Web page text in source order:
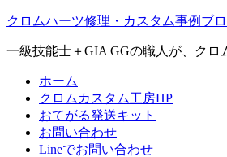
クロムハーツ修理・カスタム事例ブ
一級技能士＋GIA GGの職人が、ク
ホーム
クロムカスタム工房HP
おてがる発送キット
お問い合わせ
Lineでお問い合わせ